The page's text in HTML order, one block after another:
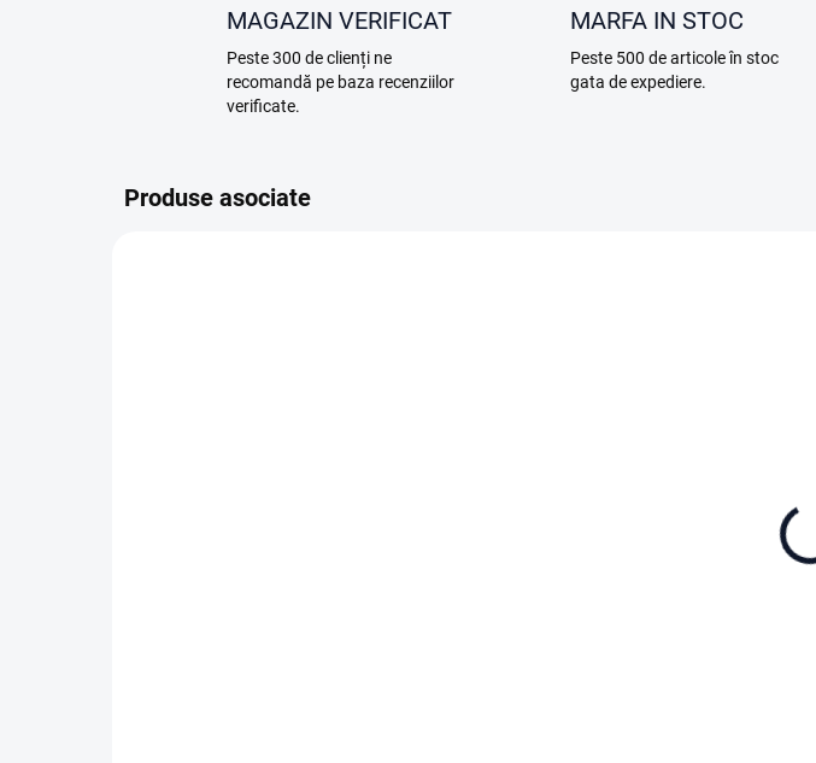
MAGAZIN VERIFICAT
Peste 300 de clienți ne
recomandă pe baza recenziilor
verificate.
MARFA IN STOC
Peste 500 de articole în stoc
gata de expediere.
Produse asociate